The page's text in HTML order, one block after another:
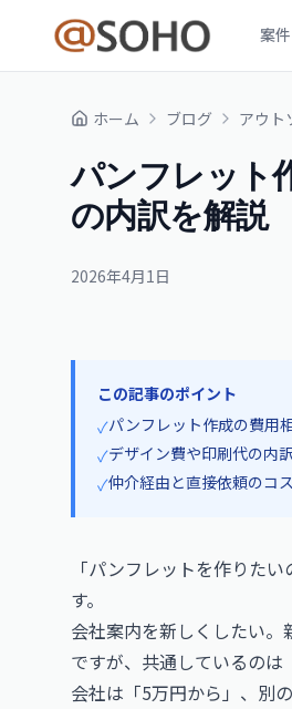
案件
ホーム ブログ アウト
パンフレット
の内訳を解説
2026年4月1日
この記事のポイント
✓パンフレット作成の費用
✓デザイン費や印刷代の内
✓仲介経由と直接依頼のコ
「パンフレットを作りた
す。
会社案内を新しくしたい
ですが、共通しているのは
会社は「5万円から」、別